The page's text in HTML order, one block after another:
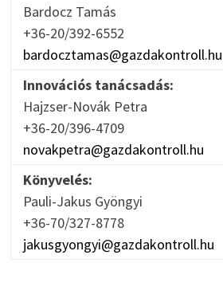
Bardocz Tamás
+36-20/392-6552
bardocztamas@gazdakontroll.hu
Innovációs tanácsadás:
Hajzser-Novák Petra
+36-20/396-4709
novakpetra@gazdakontroll.hu
Könyvelés:
Pauli-Jakus Gyöngyi
+36-70/327-8778
jakusgyongyi@gazdakontroll.hu